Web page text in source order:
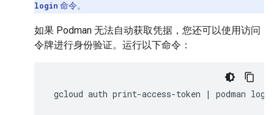
login 命令。
如果 Podman 无法自动获取凭据，您还可以使用访问
令牌进行身份验证。运行以下命令：
gcloud auth print-access-token | podman